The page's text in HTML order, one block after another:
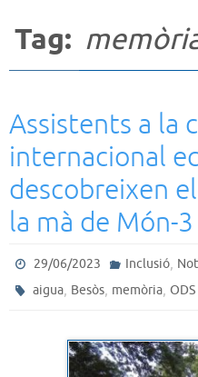
Tag:
Assistents a la
internacional
descobreixen
la mà de Món-
29/06/2023 Inclusió,
aigua, Besòs, memòria,ODS